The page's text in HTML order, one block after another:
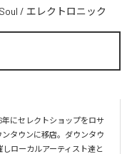
/ エレクトロニック
にセレクトショップをロサ
タウンに移店。ダウンタウ
ローカルアーティスト達と